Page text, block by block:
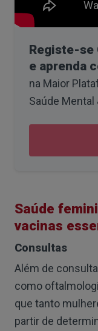
Registe-se
e aprenda
na Maior
Saúde Mental
Saúde
vacinas
Consultas
Além de
como
que tanto
partir de